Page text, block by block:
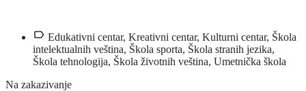
Edukativni centar, Kreativni centar, Kulturni centar, Škola
intelektualnih veština, Škola sporta, Škola stranih jezika,
Škola tehnologija, Škola životnih veština, Umetnička škola
Na zakazivanje